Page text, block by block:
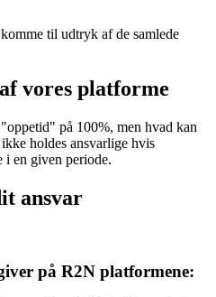
til udtryk af de samlede
vores platforme
på 100%, men hvad kan
holdes ansvarlige hvis
en given periode.
ansvar
på R2N platformene: